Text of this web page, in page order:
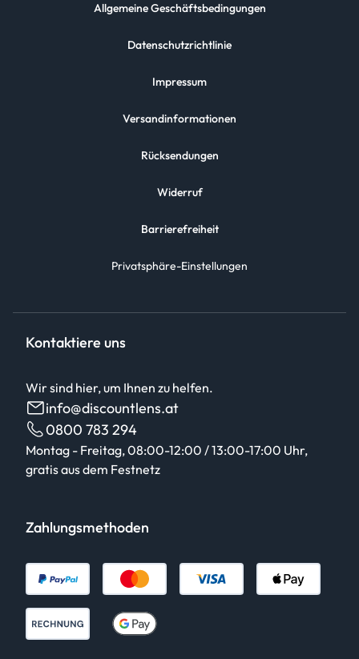
Allgemeine Geschäftsbedingungen
Datenschutzrichtlinie
Impressum
Versandinformationen
Rücksendungen
Widerruf
Barrierefreiheit
Privatsphäre-Einstellungen
Kontaktiere uns
Wir sind hier, um Ihnen zu helfen.
info@discountlens.at
0800 783 294
Montag - Freitag, 08:00-12:00 / 13:00-17:00 Uhr,
gratis aus dem Festnetz
Zahlungsmethoden